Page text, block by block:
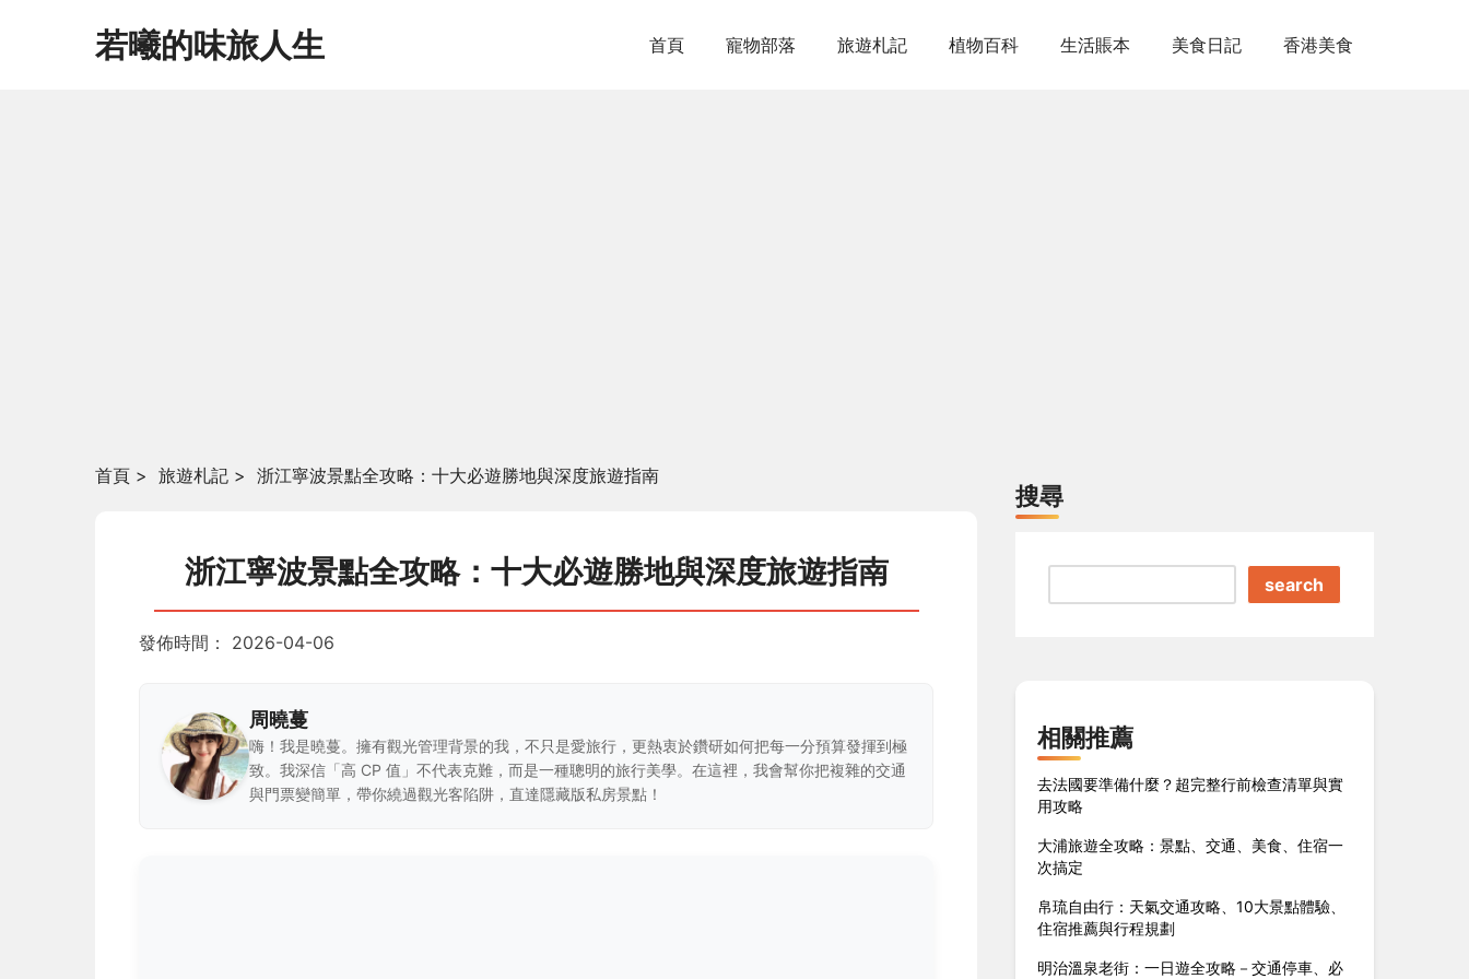
若曦的味旅人生 首頁 寵物部落 旅遊札記 植物百科 生活賬本 美食日記 香港美食
首頁 > 旅遊札記 > 浙江寧波景點全攻略：十大必遊勝地與深度旅遊指南
浙江寧波景點全攻略：十大必遊勝地與深度旅遊指南
發佈時間： 2026-04-06
周曉蔓
嗨！我是曉蔓。擁有觀光管理背景的我，不只是愛旅行，更熱衷於鑽研如何把每一分預算發揮到極
致。我深信「高 CP 值」不代表克難，而是一種聰明的旅行美學。在這裡，我會幫你把複雜的交通
與門票變簡單，帶你繞過觀光客陷阱，直達隱藏版私房景點！
搜尋
search
相關推薦
去法國要準備什麼？超完整行前檢查清單與實
用攻略
大浦旅遊全攻略：景點、交通、美食、住宿一
次搞定
帛琉自由行：天氣交通攻略、10大景點體驗、
住宿推薦與行程規劃
明治溫泉老街：一日遊全攻略－交通停車、必